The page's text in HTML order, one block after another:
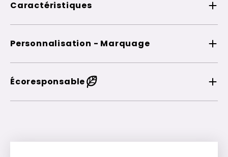
Caractéristiques
Personnalisation - Marquage
Écoresponsable